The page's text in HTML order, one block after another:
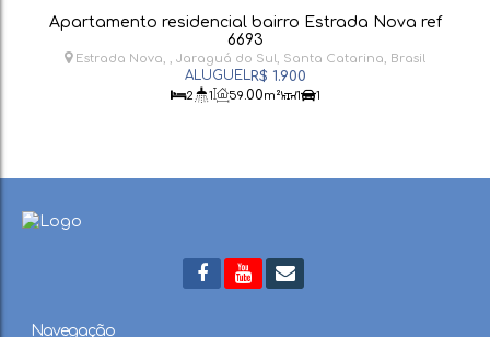
Apartamento residencial bairro Estrada Nova ref
6693
R$ 1.900
Estrada Nova , Jaraguá do Sul, Santa Catarina, Brasil
2 1 59 .00m² 1 1
Navegação